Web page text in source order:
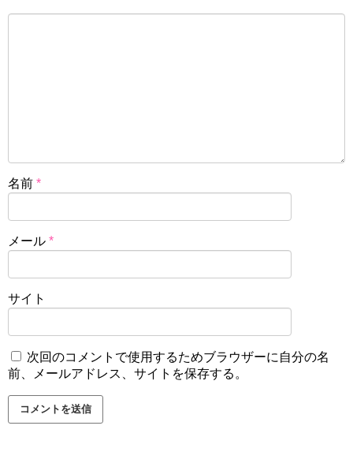
名前 *
メール *
サイト
次回のコメントで使用するためブラウザーに自分の名
前、メールアドレス、サイトを保存する。